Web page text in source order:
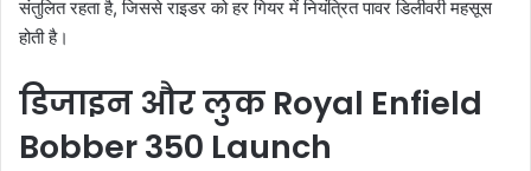
संतुलित रहता है, जिससे राइडर को हर गियर में नियंत्रित पावर डिलीवरी महसूस
होती है।
डिजाइन और लुक Royal Enfield
Bobber 350 Launch